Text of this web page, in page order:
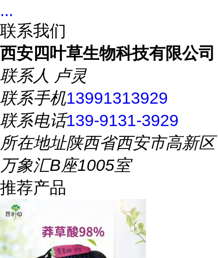
...
联系我们
西安四叶草生物科技有限公司
联系人 卢灵
联系手机13991313929
联系电话139-9131-3929
所在地址陕西省西安市高新区
万象汇B座1005室
推荐产品